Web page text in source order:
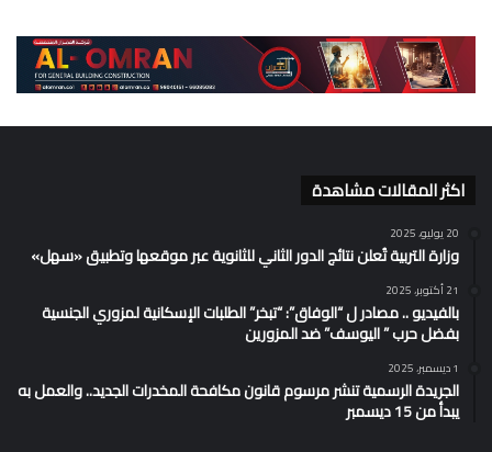
اكثر المقالات مشاهدة
20 يوليو، 2025
وزارة التربية تُعلن نتائج الدور الثاني للثانوية عبر موقعها وتطبيق «سهل»
21 أكتوبر، 2025
بالفيديو .. مصادر ل “الوفاق”: “تبخر” الطلبات الإسكانية لمزوري الجنسية
بفضل حرب ” اليوسف” ضد المزورين
1 ديسمبر، 2025
الجريدة الرسمية تنشر مرسوم قانون مكافحة المخدرات الجديد.. والعمل به
يبدأ من 15 ديسمبر